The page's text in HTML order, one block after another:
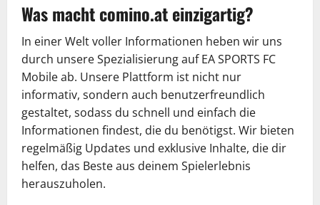
Was macht comino.at einzigartig?
In einer Welt voller Informationen heben wir uns
durch unsere Spezialisierung auf EA SPORTS FC
Mobile ab. Unsere Plattform ist nicht nur
informativ, sondern auch benutzerfreundlich
gestaltet, sodass du schnell und einfach die
Informationen findest, die du benötigst. Wir bieten
regelmäßig Updates und exklusive Inhalte, die dir
helfen, das Beste aus deinem Spielerlebnis
herauszuholen.